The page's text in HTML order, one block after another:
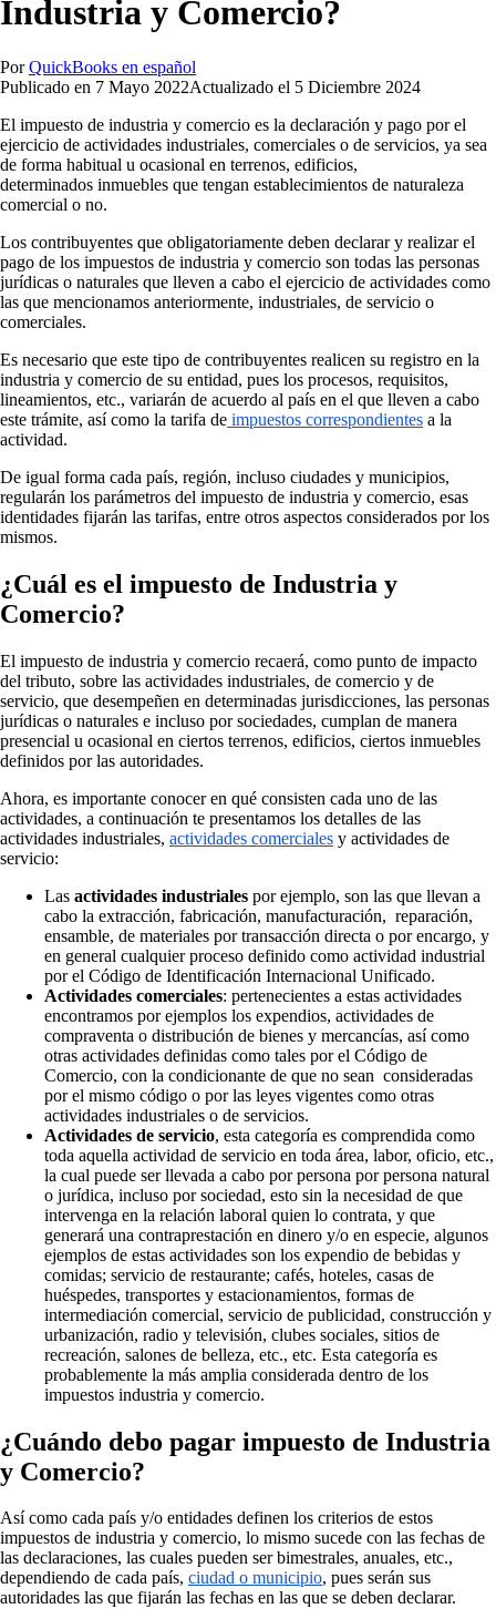
Industria y Comercio?
Por QuickBooks en español
Publicado en 7 Mayo 2022Actualizado el 5 Diciembre 2024
El impuesto de industria y comercio es la declaración y pago por el
ejercicio de actividades industriales, comerciales o de servicios, ya sea
de forma habitual u ocasional en terrenos, edificios,
determinados inmuebles que tengan establecimientos de naturaleza
comercial o no.
Los contribuyentes que obligatoriamente deben declarar y realizar el
pago de los impuestos de industria y comercio son todas las personas
jurídicas o naturales que lleven a cabo el ejercicio de actividades como
las que mencionamos anteriormente, industriales, de servicio o
comerciales.
Es necesario que este tipo de contribuyentes realicen su registro en la
industria y comercio de su entidad, pues los procesos, requisitos,
lineamientos, etc., variarán de acuerdo al país en el que lleven a cabo
este trámite, así como la tarifa de impuestos correspondientes a la
actividad.
De igual forma cada país, región, incluso ciudades y municipios,
regularán los parámetros del impuesto de industria y comercio, esas
identidades fijarán las tarifas, entre otros aspectos considerados por los
mismos.
¿Cuál es el impuesto de Industria y
Comercio?
El impuesto de industria y comercio recaerá, como punto de impacto
del tributo, sobre las actividades industriales, de comercio y de
servicio, que desempeñen en determinadas jurisdicciones, las personas
jurídicas o naturales e incluso por sociedades, cumplan de manera
presencial u ocasional en ciertos terrenos, edificios, ciertos inmuebles
definidos por las autoridades.
Ahora, es importante conocer en qué consisten cada uno de las
actividades, a continuación te presentamos los detalles de las
actividades industriales, actividades comerciales y actividades de
servicio:
Las actividades industriales por ejemplo, son las que llevan a
cabo la extracción, fabricación, manufacturación, reparación,
ensamble, de materiales por transacción directa o por encargo, y
en general cualquier proceso definido como actividad industrial
por el Código de Identificación Internacional Unificado.
Actividades comerciales: pertenecientes a estas actividades
encontramos por ejemplos los expendios, actividades de
compraventa o distribución de bienes y mercancías, así como
otras actividades definidas como tales por el Código de
Comercio, con la condicionante de que no sean consideradas
por el mismo código o por las leyes vigentes como otras
actividades industriales o de servicios.
Actividades de servicio, esta categoría es comprendida como
toda aquella actividad de servicio en toda área, labor, oficio, etc.,
la cual puede ser llevada a cabo por persona por persona natural
o jurídica, incluso por sociedad, esto sin la necesidad de que
intervenga en la relación laboral quien lo contrata, y que
generará una contraprestación en dinero y/o en especie, algunos
ejemplos de estas actividades son los expendio de bebidas y
comidas; servicio de restaurante; cafés, hoteles, casas de
huéspedes, transportes y estacionamientos, formas de
intermediación comercial, servicio de publicidad, construcción y
urbanización, radio y televisión, clubes sociales, sitios de
recreación, salones de belleza, etc., etc. Esta categoría es
probablemente la más amplia considerada dentro de los
impuestos industria y comercio.
¿Cuándo debo pagar impuesto de Industria
y Comercio?
Así como cada país y/o entidades definen los criterios de estos
impuestos de industria y comercio, lo mismo sucede con las fechas de
las declaraciones, las cuales pueden ser bimestrales, anuales, etc.,
dependiendo de cada país, ciudad o municipio, pues serán sus
autoridades las que fijarán las fechas en las que se deben declarar.